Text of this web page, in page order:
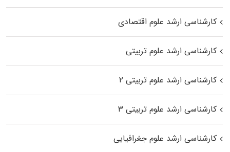
کارشناسی ارشد علوم اقتصادی
کارشناسی ارشد علوم تربیتی
کارشناسی ارشد علوم تربیتی ۲
کارشناسی ارشد علوم تربیتی ۳
کارشناسی ارشد علوم جغرافیایی